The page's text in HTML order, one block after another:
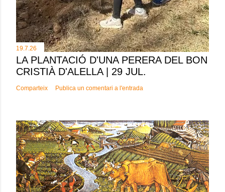
19.7.26
LA PLANTACIÓ D'UNA PERERA DEL BON
CRISTIÀ D'ALELLA | 29 JUL.
Comparteix Publica un comentari a l'entrada